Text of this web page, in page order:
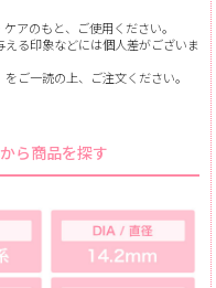
アのもと、ご使用ください。
る印象などには個人差がございま
をご一読の上、ご注文ください。
ら商品を探す